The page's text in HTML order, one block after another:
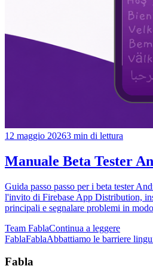
12 maggio 20263 min di lettura
Manuale Beta Tester
Guida passo passo per i beta tester
l'invito di Firebase App Distribution,
principali e segnalare problemi in
Team FablaContinua a leggere
FablaFablaAbbattiamo le barriere
Fabla